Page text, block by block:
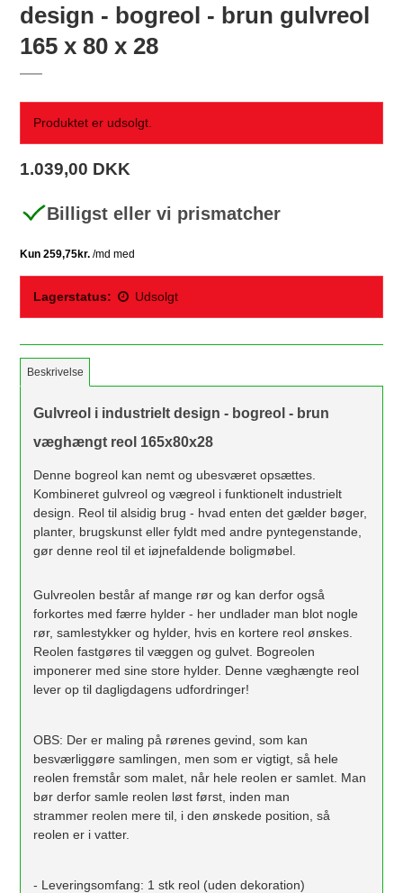
design - bogreol - brun gulvreol
165 x 80 x 28
Produktet er udsolgt.
1.039,00 DKK
Billigst eller vi prismatcher
Lagerstatus: Udsolgt
Beskrivelse
Gulvreol i industrielt design - bogreol - brun
væghængt reol 165x80x28
Denne bogreol kan nemt og ubesværet opsættes.
Kombineret gulvreol og vægreol i funktionelt industrielt
design. Reol til alsidig brug - hvad enten det gælder bøger,
planter, brugskunst eller fyldt med andre pyntegenstande,
gør denne reol til et iøjnefaldende boligmøbel.
Gulvreolen består af mange rør og kan derfor også
forkortes med færre hylder - her undlader man blot nogle
rør, samlestykker og hylder, hvis en kortere reol ønskes.
Reolen fastgøres til væggen og gulvet. Bogreolen
imponerer med sine store hylder. Denne væghængte reol
lever op til dagligdagens udfordringer!
OBS: Der er maling på rørenes gevind, som kan
besværliggøre samlingen, men som er vigtigt, så hele
reolen fremstår som malet, når hele reolen er samlet. Man
bør derfor samle reolen løst først, inden man
strammer reolen mere til, i den ønskede position, så
reolen er i vatter.
- Leveringsomfang: 1 stk reol (uden dekoration)